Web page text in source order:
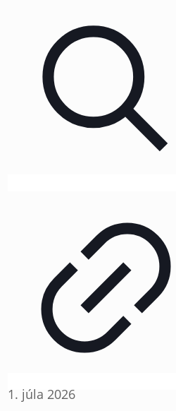
1. júla 2026